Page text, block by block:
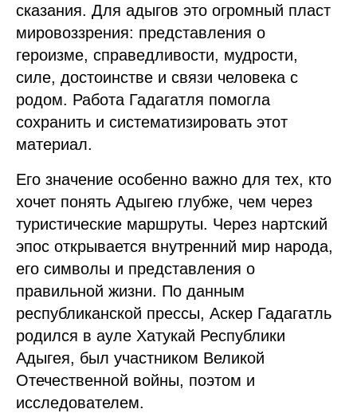
сказания. Для адыгов это огромный пласт
мировоззрения: представления о
героизме, справедливости, мудрости,
силе, достоинстве и связи человека с
родом. Работа Гадагатля помогла
сохранить и систематизировать этот
материал.
Его значение особенно важно для тех, кто
хочет понять Адыгею глубже, чем через
туристические маршруты. Через нартский
эпос открывается внутренний мир народа,
его символы и представления о
правильной жизни. По данным
республиканской прессы, Аскер Гадагатль
родился в ауле Хатукай Республики
Адыгея, был участником Великой
Отечественной войны, поэтом и
исследователем.